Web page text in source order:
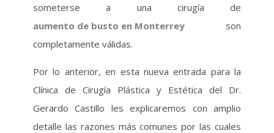
someterse a una cirugía de
aumento de busto en Monterreyson
completamente válidas.
Por lo anterior, en esta nueva entrada para la
Clínica de Cirugía Plástica y Estética del Dr.
Gerardo Castillo les explicaremos con amplio
detalle las razones más comunes por las cuales